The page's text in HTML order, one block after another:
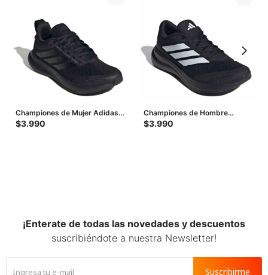
Championes de Mujer Adidas
Run Falcon 5 - Negro
$3.990
Championes de Hombre
Adidas Runfalcon 6 M - Negro
$3.990
¡Enterate de todas las novedades y descuentos
suscribiéndote a nuestra Newsletter!
Suscribirme